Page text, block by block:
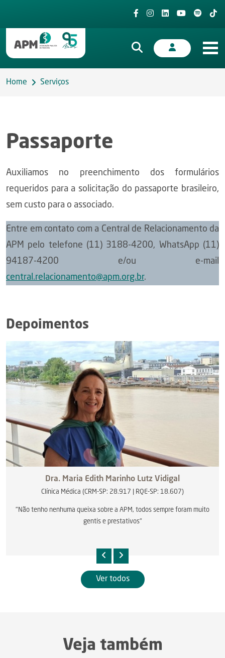
Home Serviços
Passaporte
Auxiliamos no preenchimento dos formulários
requeridos para a solicitação do passaporte brasileiro,
sem custo para o associado.
Entre em contato com a Central de Relacionamento da
APM pelo telefone (11) 3188-4200, WhatsApp (11)
94187-4200 e/ou e-mail
central.relacionamento@apm.org.br.
Depoimentos
Dra. Maria Edith Marinho Lutz Vidigal
Clínica Médica (CRM-SP: 28.917 | RQE-SP: 18.607)
"Não tenho nenhuma queixa sobre a APM, todos sempre foram muito
gentis e prestativos"
Ver todos
Veja também